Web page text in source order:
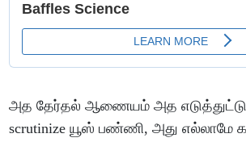
அத தேர்தல் ஆணையம் அத
scrutinize யூஸ் பண்ணி, அது எல்லாமே